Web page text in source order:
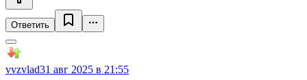
Ответить
vvzvlad31 авг 2025 в 21:55